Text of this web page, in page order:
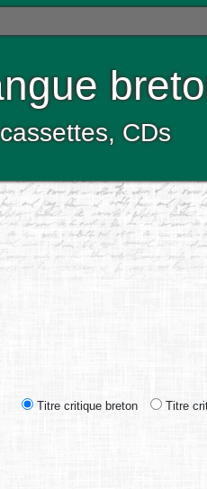
CDs
Titre critique breton Titre